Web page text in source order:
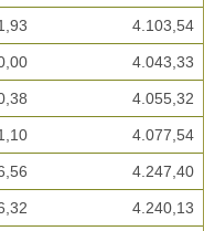
4.103,54
4.043,33
4.055,32
4.077,54
4.247,40
4.240,13